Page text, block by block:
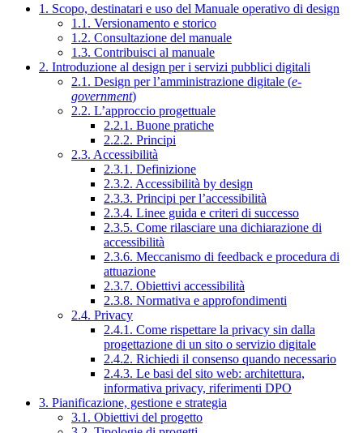
1. Scopo, destinatari e uso del Manuale operativo di design
1.1. Versionamento e storico
1.2. Consultazione del manuale
1.3. Contribuisci al manuale
2. Introduzione al design per i servizi pubblici digitali
2.1. Design per l’amministrazione digitale (e-
government)
2.2. L’approccio progettuale
2.2.1. Buone pratiche
2.2.2. Principi
2.3. Accessibilità
2.3.1. Definizione
2.3.2. Accessibilità by design
2.3.3. Principi per l’accessibilità
2.3.4. Linee guida e criteri di successo
2.3.5. Come rilasciare una dichiarazione di
accessibilità
2.3.6. Meccanismo di feedback e procedura di
attuazione
2.3.7. Obiettivi accessibilità
2.3.8. Normativa e approfondimenti
2.4. Privacy
2.4.1. Come rispettare la privacy sin dalla
progettazione di un sito o servizio digitale
2.4.2. Richiedi il consenso quando necessario
2.4.3. Le basi del sito web: architettura,
informativa privacy, riferimenti DPO
3. Pianificazione, gestione e strategia
3.1. Obiettivi del progetto